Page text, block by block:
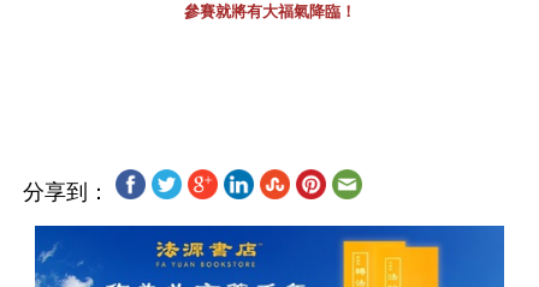
參賽就將有大福氣降臨！
分享到：